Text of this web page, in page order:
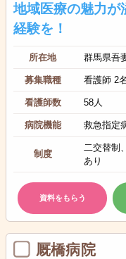
地域医療の魅力が
経験を！
所在地 群馬県吾
募集職種 看護師 2名
看護師数 58人
病院機能 救急指定
制度
二交替制
あり
資料をもらう
厩橋病院